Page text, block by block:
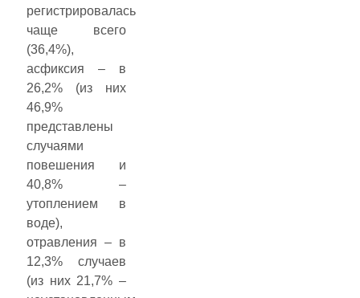
регистрировалась
чаще всего
(36,4%),
асфиксия – в
26,2% (из них
46,9%
представлены
случаями
повешения и
40,8% –
утоплением в
воде),
отравления – в
12,3% случаев
(из них 21,7% –